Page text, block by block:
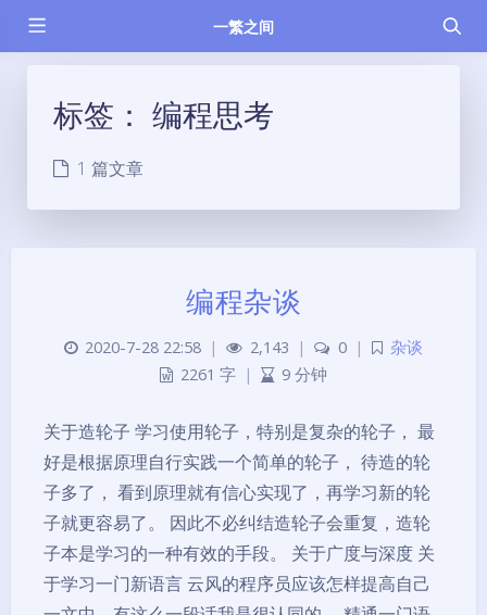
一繁之间
标签： 编程思考
1 篇文章
编程杂谈
2020-7-28 22:58 | 2,143 | 0 |
杂谈
2261 字 | 9 分钟
关于造轮子 学习使用轮子，特别是复杂的轮子， 最
好是根据原理自行实践一个简单的轮子， 待造的轮
子多了， 看到原理就有信心实现了，再学习新的轮
子就更容易了。 因此不必纠结造轮子会重复，造轮
子本是学习的一种有效的手段。 关于广度与深度 关
于学习一门新语言 云风的程序员应该怎样提高自己